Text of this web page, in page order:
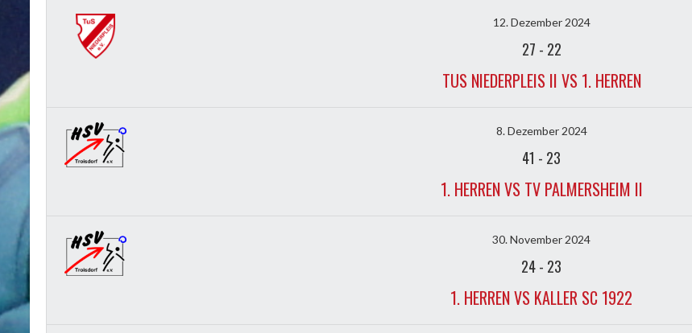
12. Dezember 2024
27 - 22
TUS NIEDERPLEIS II VS 1. HERREN
8. Dezember 2024
41 - 23
1. HERREN VS TV PALMERSHEIM II
30. November 2024
24- 23
1. HERREN VS KALLER SC 1922